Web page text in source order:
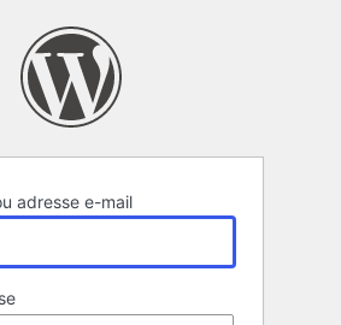
adresse e-mail